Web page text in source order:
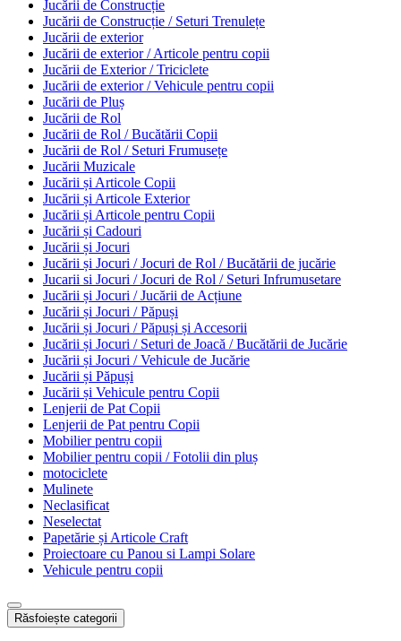
Jucării de Construcție
Jucării de Construcție / Seturi Trenulețe
Jucării de exterior
Jucării de exterior / Articole pentru copii
Jucării de Exterior / Triciclete
Jucării de exterior / Vehicule pentru copii
Jucării de Pluș
Jucării de Rol
Jucării de Rol / Bucătării Copii
Jucării de Rol / Seturi Frumusețe
Jucării Muzicale
Jucării și Articole Copii
Jucării și Articole Exterior
Jucării și Articole pentru Copii
Jucării și Cadouri
Jucării și Jocuri
Jucării și Jocuri / Jocuri de Rol / Bucătării de jucărie
Jucarii si Jocuri / Jocuri de Rol / Seturi Infrumusetare
Jucării și Jocuri / Jucării de Acțiune
Jucării și Jocuri / Păpuși
Jucării și Jocuri / Păpuși și Accesorii
Jucării și Jocuri / Seturi de Joacă / Bucătării de Jucărie
Jucării și Jocuri / Vehicule de Jucărie
Jucării și Păpuși
Jucării și Vehicule pentru Copii
Lenjerii de Pat Copii
Lenjerii de Pat pentru Copii
Mobilier pentru copii
Mobilier pentru copii / Fotolii din pluș
motociclete
Mulinete
Neclasificat
Neselectat
Papetărie și Articole Craft
Proiectoare cu Panou si Lampi Solare
Vehicule pentru copii
Răsfoiește categorii